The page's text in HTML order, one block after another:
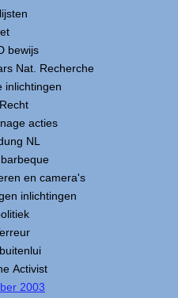
bewijs
Nat. Recherche
inlichtingen
acties
NL
en camera's
inlichtingen
Activist
2003